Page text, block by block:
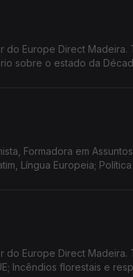
Europe Direct
sobre o estado da
Formadora em
Língua Europeia;
Europe Direct Madeira.
Incêndios florestais e